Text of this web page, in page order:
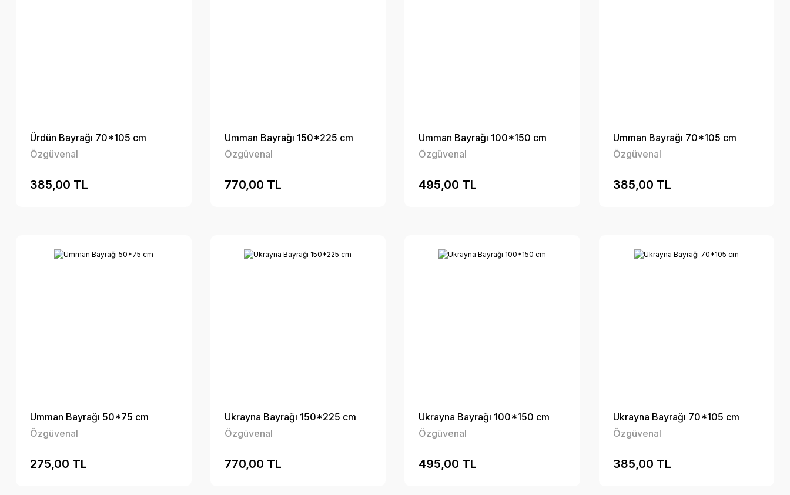
Ürdün Bayrağı 70*105 cm
Özgüvenal
385,00 TL
Umman Bayrağı 150*225 cm
Özgüvenal
770,00 TL
Umman Bayrağı 100*150 cm
Özgüvenal
495,00 TL
Umman Bayrağı 70*105 cm
Özgüvenal
385,00 TL
Umman Bayrağı 50*75 cm
Özgüvenal
275,00 TL
Ukrayna Bayrağı 150*225 cm
Özgüvenal
770,00 TL
Ukrayna Bayrağı 100*150 cm
Özgüvenal
495,00 TL
Ukrayna Bayrağı 70*105 cm
Özgüvenal
385,00 TL